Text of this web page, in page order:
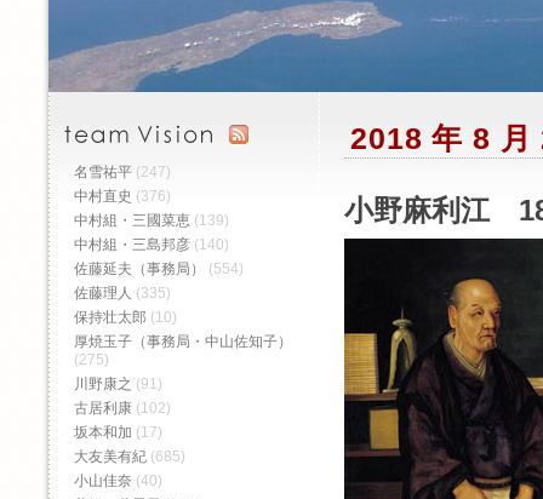
2018 年 8 月
小野麻利江
名雪祐平 (247)
中村直史 (376)
中村組・三國菜恵 (139)
中村組・三島邦彦 (140)
佐藤延夫（事務局）
(554)
佐藤理人 (335)
保持壮太郎 (10)
厚焼玉子（事務局・中山佐知子）
(275)
川野康之 (91)
古居利康 (102)
坂本和加 (17)
大友美有紀 (685)
小山佳奈 (40)